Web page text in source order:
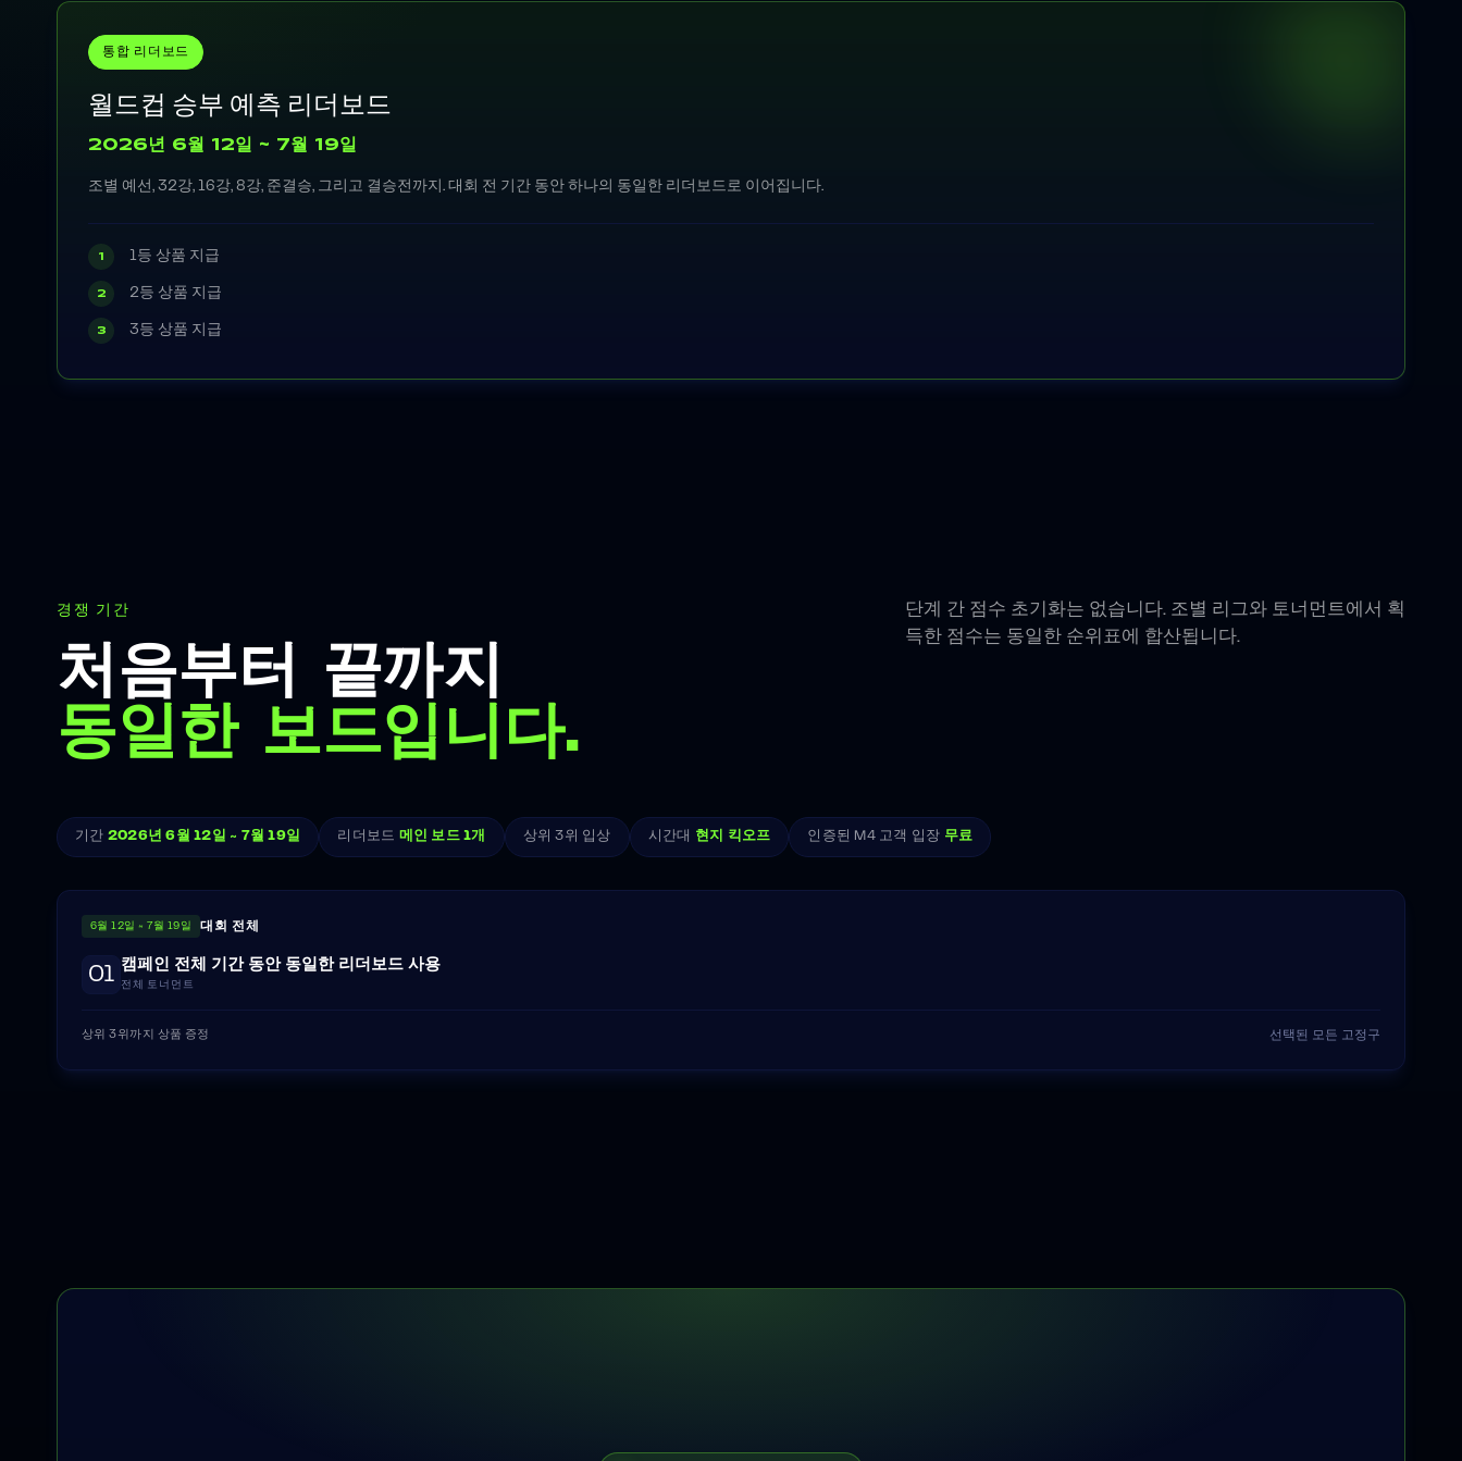
통합 리더보드
월드컵 승부 예측 리더보드
2026년 6월 12일 ~ 7월 19일
조별 예선, 32강, 16강, 8강, 준결승, 그리고 결승전까지. 대회 전 기간 동안 하나의 동일한 리더보드로 이어집니다.
1 1등 상품 지급
2 2등 상품 지급
3 3등 상품 지급
경쟁 기간
처음부터 끝까지
동일한 보드입니다.
단계 간 점수 초기화는 없습니다. 조별 리그와 토너먼트에서 획
득한 점수는 동일한 순위표에 합산됩니다.
기간 2026년 6월 12일 ~ 7월 19일 리더보드 메인 보드 1개 상위 3위 입상 시간대 현지 킥오프 인증된 M4 고객 입장 무료
6월 12일 ~ 7월 19일 대회 전체
01 캠페인 전체 기간 동안 동일한 리더보드 사용
전체 토너먼트
상위 3위까지 상품 증정 선택된 모든 고정구